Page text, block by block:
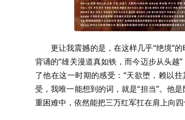
更让我震撼的是，在这样几乎“绝境”
背诵的“雄关漫道真如铁，而今迈步从头
了他在这一时期的感受：“天欲堕，赖以
受，我唯一能想到的词，就是“担当”。他
重困难中，依然能把三万红军扛在肩上向四